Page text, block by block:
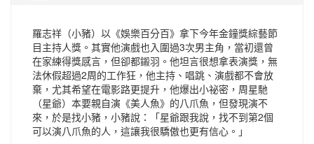
羅志祥（小豬）以《娛樂百分百》拿下今年金鐘獎綜藝節
目主持人獎。其實他演戲也入圍過3次男主角，當初還曾
在家練得獎感言，但卻都鎩羽。他坦言很想拿表演獎，無
法休假超過2周的工作狂，他主持、唱跳、演戲都不會放
棄，尤其希望在電影路更提升，他爆出小祕密，周星馳
（星爺）本要親自演《美人魚》的八爪魚，但發現演不
來，於是找小豬，小豬說：「星爺跟我說，找不到第2個
可以演八爪魚的人，這讓我很驕傲也更有信心。」